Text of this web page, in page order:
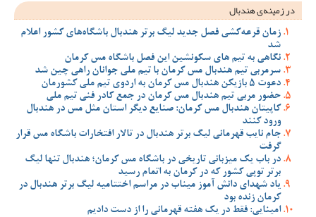
در زمینه‌ی هندبال
زمان قرعه‌کشی فصل جدید لیگ برتر هندبال باشگاه‌های کشور اعلام
شد
نگاهی به تیم های سکونشین این فصل باشگاه مس کرمان
سرمربی تیم هندبال مس کرمان با تیم ملی جوانان راهی چین شد
دعوت 5 بازیکن هندبال مس کرمان به اردوی تیم ملی کشورمان
حضور مربی تیم هندبال مس کرمان در جمع کادر فنی تیم ملی
کاپیتان هندبال مس کرمان: صنایع دیگر استان مثل مس در هندبال
ورود کنند
جام نایب قهرمانی لیگ برتر هندبال در تالار افتخارات باشگاه مس قرار
گرفت
در باب یک میزبانی تاریخی در باشگاه مس کرمان؛ هندبال تنها لیگ
برتر توپی کشور که در کرمان به اتمام رسید
یاد شهدای دانش آموز میناب در مراسم اختتامیه لیگ برتر هندبال در
کرمان زنده بود
امینایی: فقط در یک هفته قهرمانی را از دست دادیم